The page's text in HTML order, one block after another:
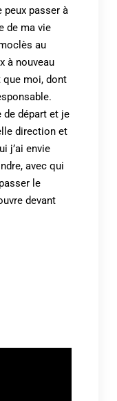
passer à
de ma vie
au
à nouveau
que moi, dont
de départ et je
direction et
j’ai envie
avec qui
le
devant